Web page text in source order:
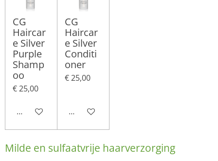
CG
Haircar
e Silver
Purple
Shamp
oo
€ 25,00
Houd mij op de hoogte
CG
Haircar
e Silver
Conditi
oner
€ 25,00
In winkelwagen
Milde en sulfaatvrije haarverzorging